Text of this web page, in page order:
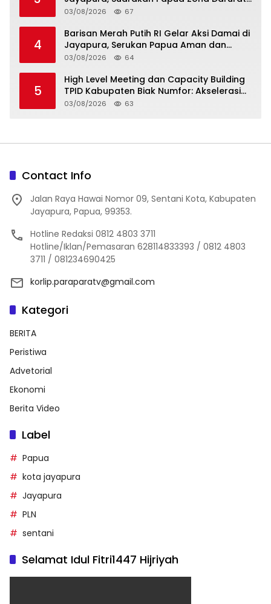
Militer dan Kemanusiaan
03/08/2026 67
4
Barisan Merah Putih RI Gelar Aksi Damai di
Jayapura, Serukan Papua Aman dan
Damai
03/08/2026 64
5
High Level Meeting dan Capacity Building
TPID Kabupaten Biak Numfor: Akselerasi
Ketahanan Pangan dan Pengendalian
03/08/2026 63
Contact Info
Jalan Raya Hawai Nomor 09, Sentani Kota, Kabupaten
Jayapura, Papua, 99353.
Hotline Redaksi 0812 4803 3711
Hotline/Iklan/Pemasaran 628114833393 / 0812 4803
3711 / 081234690425
korlip.paraparatv@gmail.com
Kategori
BERITA
Peristiwa
Advetorial
Ekonomi
Berita Video
Label
Papua
kota jayapura
Jayapura
PLN
sentani
Selamat Idul Fitri1447 Hijriyah